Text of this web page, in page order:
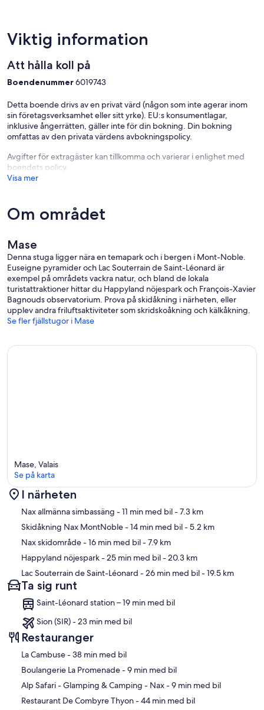
Viktig information
Att hålla koll på
Boendenummer6019743
Detta boende drivs av en privat värd (någon som inte agerar inom
sin företagsverksamhet eller sitt yrke). EU:s konsumentlagar,
inklusive ångerrätten, gäller inte för din bokning. Din bokning
omfattas av den privata värdens avbokningspolicy.
Avgifter för extragäster kan tillkomma och varierar i enlighet med
boendets policy.
Visa mer
Om området
Mase
Denna stuga ligger nära en temapark och i bergen i Mont-Noble.
Euseigne pyramider och Lac Souterrain de Saint-Léonard är
exempel på områdets vackra natur, och bland de lokala
turistattraktioner hittar du Happyland nöjespark och François-Xavier
Bagnouds observatorium. Prova på skidåkning i närheten, eller
upplev andra friluftsaktiviteter som skridskoåkning och kälkåkning.
Se fler fjällstugor i Mase
Karta
Mase, Valais
Se på karta
I närheten
Nax allmänna simbassäng - 11 min med bil- 7.3 km
Skidåkning Nax MontNoble- 14 min med bil- 5.2 km
Nax skidområde- 16 min med bil- 7.9 km
Happyland nöjespark- 25 min med bil- 20.3 km
Lac Souterrain de Saint-Léonard - 26 min med bil- 19.5 km
Ta sig runt
Saint-Léonard station – 19 min med bil
Sion (SIR) - 23 min med bil
Restauranger
‪La Cambuse - ‬38 min med bil
‪Boulangerie La Promenade - ‬9 min med bil
‪Alp Safari - Glamping & Camping - Nax - ‬9 min med bil
‪Restaurant De Combyre Thyon - ‬44 min med bil